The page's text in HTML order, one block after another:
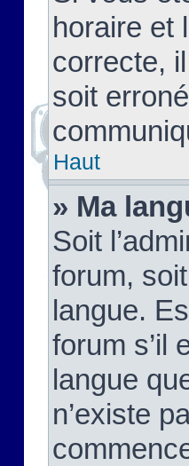
horaire et
correcte,
soit
Haut
» Ma
Soit
forum,
langue.
forum s’il
langue
n’existe